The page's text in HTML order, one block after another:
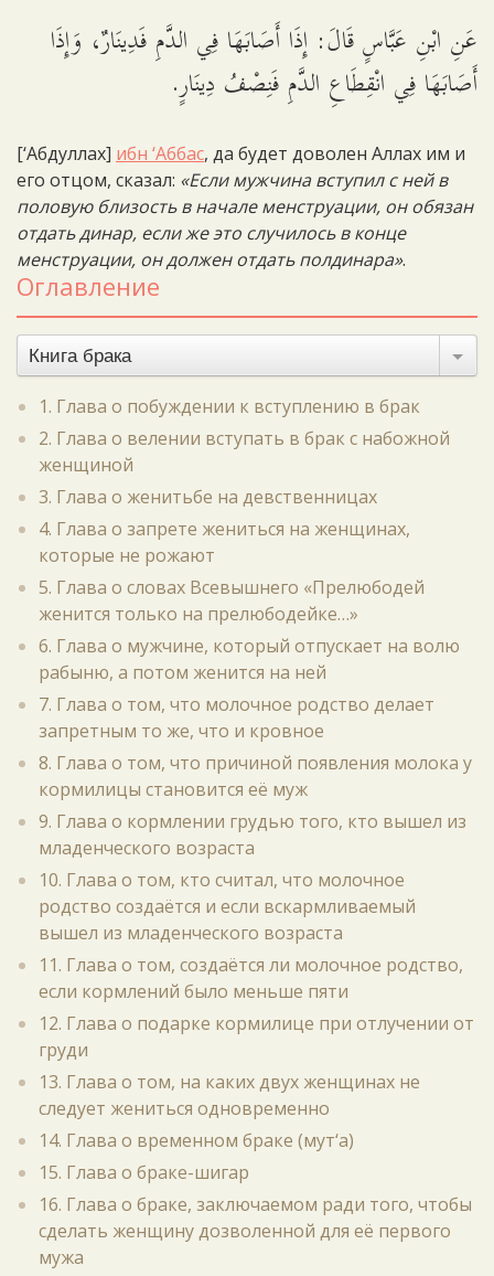
عَنِ ابْنِ عَبَّاسٍ قَالَ: إِذَا أَصَابَهَا فِي الدَّمِ فَدِينَارٌ، وَإِذَا
أَصَابَهَا فِي انْقِطَاعِ الدَّمِ فَنِصْفُ دِينَارٍ.
[‘Абдуллах] ибн ‘Аббас, да будет доволен Аллах им и
его отцом, сказал: «Если мужчина вступил с ней в
половую близость в начале менструации, он обязан
отдать динар, если же это случилось в конце
менструации, он должен отдать полдинара».
Оглавление
Книга брака
1. Глава о побуждении к вступлению в брак
2. Глава о велении вступать в брак с набожной
женщиной
3. Глава о женитьбе на девственницах
4. Глава о запрете жениться на женщинах,
которые не рожают
5. Глава о словах Всевышнего «Прелюбодей
женится только на прелюбодейке…»
6. Глава о мужчине, который отпускает на волю
рабыню, а потом женится на ней
7. Глава о том, что молочное родство делает
запретным то же, что и кровное
8. Глава о том, что причиной появления молока у
кормилицы становится её муж
9. Глава о кормлении грудью того, кто вышел из
младенческого возраста
10. Глава о том, кто считал, что молочное
родство создаётся и если вскармливаемый
вышел из младенческого возраста
11. Глава о том, создаётся ли молочное родство,
если кормлений было меньше пяти
12. Глава о подарке кормилице при отлучении от
груди
13. Глава о том, на каких двух женщинах не
следует жениться одновременно
14. Глава о временном браке (мут‘а)
15. Глава о браке-шигар
16. Глава о браке, заключаемом ради того, чтобы
сделать женщину дозволенной для её первого
мужа